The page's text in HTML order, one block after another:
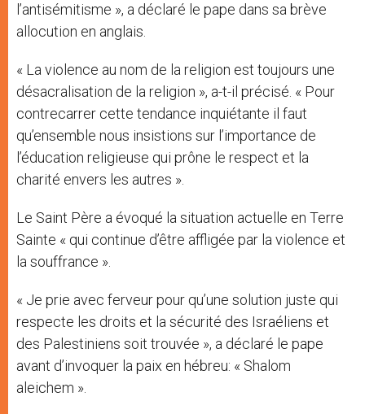
l’antisémitisme », a déclaré le pape dans sa brève
allocution en anglais.
« La violence au nom de la religion est toujours une
désacralisation de la religion », a-t-il précisé. « Pour
contrecarrer cette tendance inquiétante il faut
qu’ensemble nous insistions sur l’importance de
l’éducation religieuse qui prône le respect et la
charité envers les autres ».
Le Saint Père a évoqué la situation actuelle en Terre
Sainte « qui continue d’être affligée par la violence et
la souffrance ».
« Je prie avec ferveur pour qu’une solution juste qui
respecte les droits et la sécurité des Israéliens et
des Palestiniens soit trouvée », a déclaré le pape
avant d’invoquer la paix en hébreu: « Shalom
aleichem ».